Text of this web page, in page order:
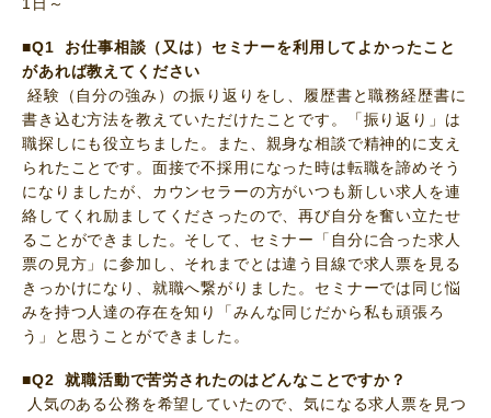
■Q1 お仕事相談（又は）セミナーを利用してよかったこと
があれば教えてください
経験（自分の強み）の振り返りをし、履歴書と職務経歴書に
書き込む方法を教えていただけたことです。「振り返り」は
職探しにも役立ちました。また、親身な相談で精神的に支え
られたことです。面接で不採用になった時は転職を諦めそう
になりましたが、カウンセラーの方がいつも新しい求人を連
絡してくれ励ましてくださったので、再び自分を奮い立たせ
ることができました。そして、セミナー「自分に合った求人
票の見方」に参加し、それまでとは違う目線で求人票を見る
きっかけになり、就職へ繋がりました。セミナーでは同じ悩
みを持つ人達の存在を知り「みんな同じだから私も頑張ろ
う」と思うことができました。
■Q2 就職活動で苦労されたのはどんなことですか？
人気のある公務を希望していたので、気になる求人票を見つ